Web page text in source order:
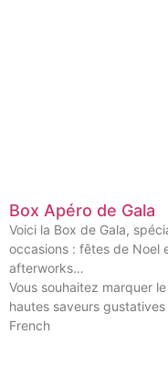
Box Apéro de Gala
Voici la Box de Gala,
occasions : fêtes de Noel
afterworks…
Vous souhaitez marquer
hautes saveurs
French